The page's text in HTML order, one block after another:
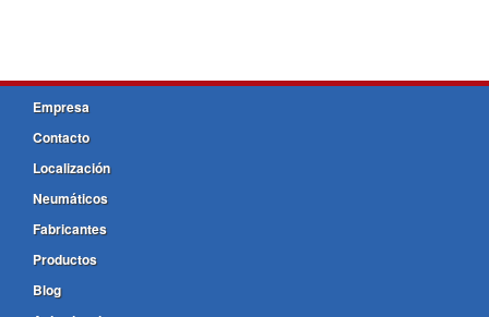
Empresa
Contacto
Localización
Neumáticos
Fabricantes
Productos
Blog